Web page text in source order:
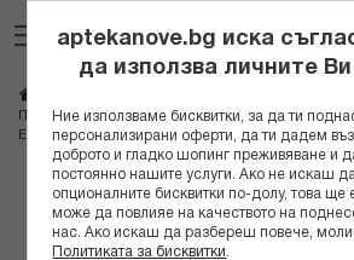
към
съдържанието
Пасти за зъби и избелване
ЕЛГИДИУМ ПАСТА ЗА ЗЪБИ ИЗБЕЛВАЩА 75 МЛ A
Преминете
края
aptekanove.bg иска
да използва личните
Ние използваме бисквитки, за да ти
персонализирани оферти, да ти дадем
доброто и гладко шопинг преживяване и
постоянно нашите услуги. Ако не искаш
опционалните бисквитки по-долу, това ще
може да повлияе на качеството на
нас. Ако искаш да разбереш повече,
Политиката за бисквитки